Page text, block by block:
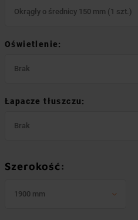
Okrągły o średnicy 150 mm (1 szt.)
Oświetlenie:
Brak
Łapacze tłuszczu:
Brak
Szerokość:
1900 mm